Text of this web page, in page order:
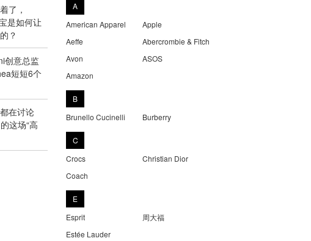
了，
是如何让
？
创意总监
短短6个
在讨论
这场“高
A
American Apparel
Apple
Aeffe
Abercrombie & Fitch
Avon
ASOS
Amazon
B
Brunello Cucinelli
Burberry
C
Crocs
Christian Dior
Coach
E
Esprit
周大福
Estée Lauder